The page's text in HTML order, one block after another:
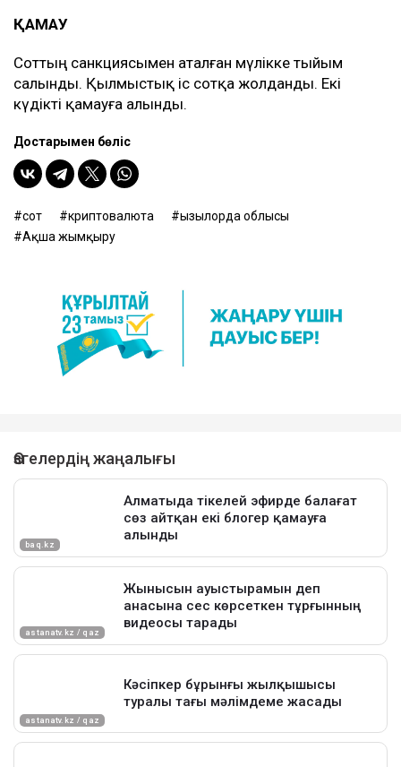
ҚАМАУ
Соттың санкциясымен аталған мүлікке тыйым
салынды. Қылмыстық іс сотқа жолданды. Екі
күдікті қамауға алынды.
Достарыңмен бөліс
сот криптовалюта
Қызылорда облысы
Ақша жымқыру